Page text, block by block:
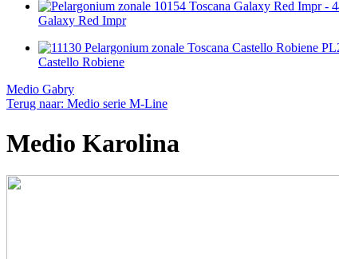
Galaxy Red Impr
Castello Robiene
Medio Gabry
Terug naar: Medio serie M-Line
Medio Karolina